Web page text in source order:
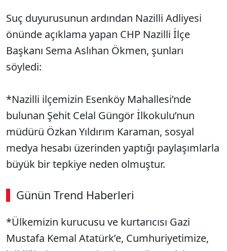
Suç duyurusunun ardından Nazilli Adliyesi
önünde açıklama yapan CHP Nazilli İlçe
Başkanı Sema Aslıhan Ökmen, şunları
söyledi:
*Nazilli ilçemizin Esenköy Mahallesi’nde
bulunan Şehit Celal Güngör İlkokulu’nun
müdürü Özkan Yıldırım Karaman, sosyal
medya hesabı üzerinden yaptığı paylaşımlarla
büyük bir tepkiye neden olmuştur.
Günün Trend Haberleri
*Ülkemizin kurucusu ve kurtarıcısı Gazi
Mustafa Kemal Atatürk’e, Cumhuriyetimize,